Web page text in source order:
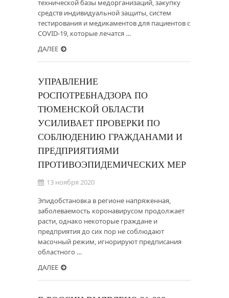
технической базы медорганизаций, закупку
средств индивидуальной защиты, систем
тестирования и медикаментов для пациентов с
COVID-19, которые лечатся …
ДАЛЕЕ
УПРАВЛЕНИЕ
РОСПОТРЕБНАДЗОРА ПО
ТЮМЕНСКОЙ ОБЛАСТИ
УСИЛИВАЕТ ПРОВЕРКИ ПО
СОБЛЮДЕНИЮ ГРАЖДАНАМИ И
ПРЕДПРИЯТИЯМИ
ПРОТИВОЭПИДЕМИЧЕСКИХ МЕР
13 ноября 2020
Эпидобстановка в регионе напряженная,
заболеваемость коронавирусом продолжает
расти, однако некоторые граждане и
предприятия до сих пор не соблюдают
масочный режим, игнорируют предписания
областного …
ДАЛЕЕ